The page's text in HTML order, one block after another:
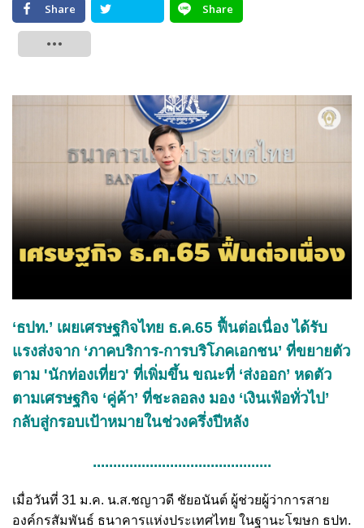
Share
Share
‘ธปท.’ เผยเศรษฐกิจไทย ธ.ค.65 ฟื้นต่อเนื่อง ได้รับ
แรงส่งจาก ‘ภาคบริการ-การบริโภคเอกชน’ ที่ขยายตัว
ตาม 'นักท่องเที่ยว' ที่เพิ่มขึ้น ขณะที่ ‘ส่งออก’ หดตัว
ตามเศรษฐกิจ ‘คู่ค้า’ ที่ชะลอลง มอง ‘เงินเฟ้อทั่วไป’
กลับสู่กรอบเป้าหมายในช่วงครึ่งปีหลัง
............................................
เมื่อวันที่ 31 ม.ค. น.ส.ชญาวดี ชัยอนันต์ ผู้ช่วยผู้ว่าการสาย
องค์กรสัมพันธ์ ธนาคารแห่งประเทศไทย ในฐานะโฆษก ธปท.